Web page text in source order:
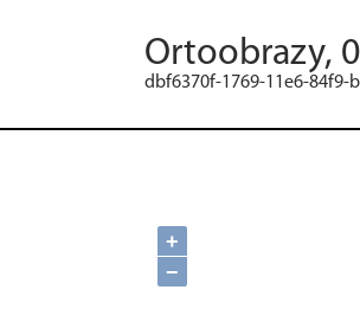
Ortoobrazy,
dbf6370f-1769-11e6-84f9-
+
−